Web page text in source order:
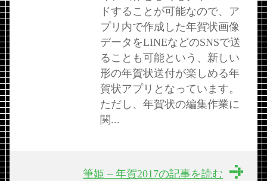
ドすることが可能なので、ア
プリ内で作成した年賀状画像
データをLINEなどのSNSで送
ることも可能という、新しい
形の年賀状送付が楽しめる年
賀状アプリとなっています。
ただし、年賀状の編集作業に
関...
筆姫 – 年賀2017の記事を読む